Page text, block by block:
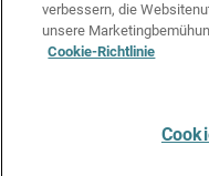
Datenschutzrichtlinie
Media & Brand Kit
verbessern, die
unsere
Cookie-Richtlinie